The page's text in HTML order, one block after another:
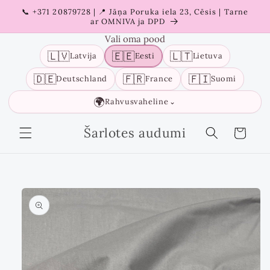
sisu
📞 +371 20879728 | 📍 Jāņa Poruka iela 23, Cēsis | Tarne
ar OMNIVA ja DPD
Vali oma pood
🇱🇻Latvija 🇪🇪Eesti 🇱🇹Lietuva
🇩🇪Deutschland 🇫🇷France 🇫🇮Suomi
🌍Rahvusvaheline ⌄
Šarlotes audumi Ostukorv
Liigu
tooteinfo
juurde